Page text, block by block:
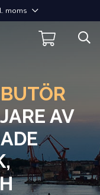
moms
AV